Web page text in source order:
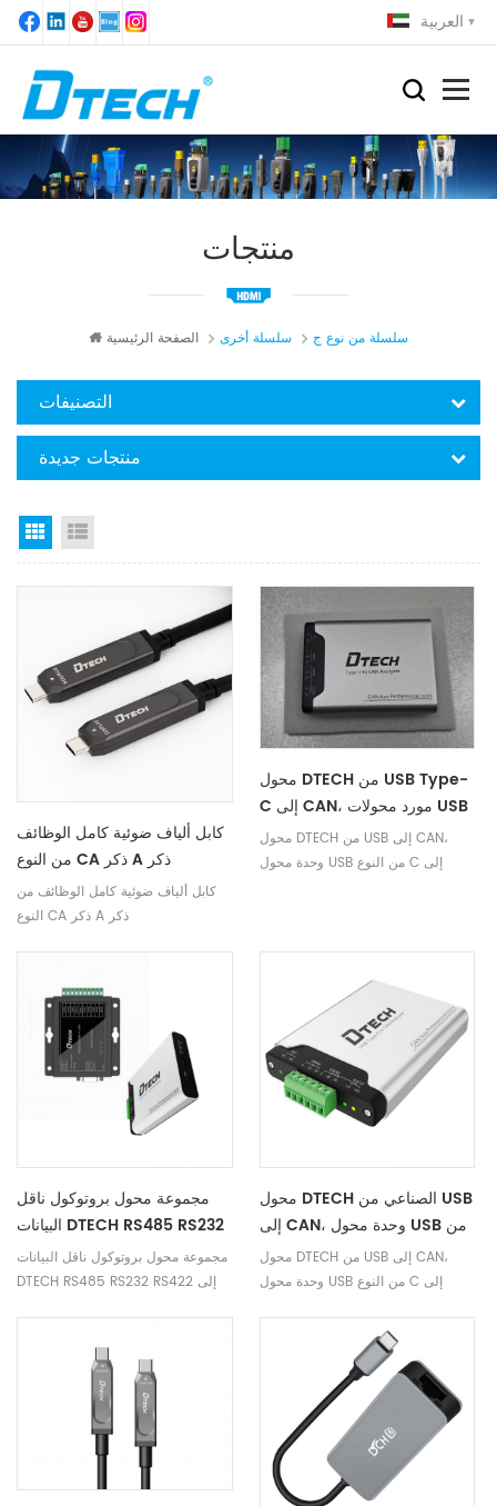
العربية
منتجات
الصفحة الرئيسية سلسلة أخرى سلسلة من نوع ج
التصنيفات
منتجات جديدة
Grid View
كابل ألياف ضوئية كامل الوظائف
من النوع CA ذكر A ذكر
كابل ألياف ضوئية كامل الوظائف من
النوع CA ذكر A ذكر
محول DTECH من USB Type-
C إلى CAN، مورد محولات USB
Type-C إلى CAN
محول DTECH من USB إلى CAN،
وحدة محول USB من النوع C إلى
مجموعة محول بروتوكول ناقل
البيانات DTECH RS485 RS232
RS422 إلى ناقل CAN، وجهاز
اختبار وتصحيح أخطاء USB من
مجموعة محول بروتوكول ناقل البيانات
DTECH RS485 RS232 RS422 إلى
CAN، ومحلل بيانات
محول DTECH الصناعي من USB
إلى CAN، وحدة محول USB من
النوع C إلى ناقل CAN، محول
USB من النوع C إلى CAN
محول DTECH من USB إلى CAN،
وحدة محول USB من النوع C إلى